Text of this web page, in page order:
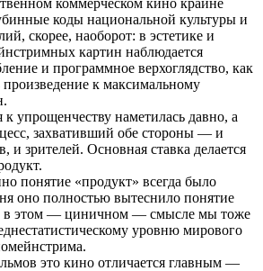
коммерческом кино крайне
коды национальной культуры и
скорее, наоборот: в эстетике и
картин наблюдается
и программное верхоглядство, как
к максимальному
упрощенчеству наметилась давно, а
захвативший обе стороны — и
и зрителей. Основная ставка делается
понятие «продукт» всегда было
оно полностью вытеснило понятие
в этом — циничном — смысле мы тоже
уровню мирового
это кино отличается главным —